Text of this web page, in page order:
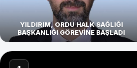
YILDIRIM, ORDU HALK SAĞLIĞI
BAŞKANLIĞI GÖREVİNE BAŞLADI